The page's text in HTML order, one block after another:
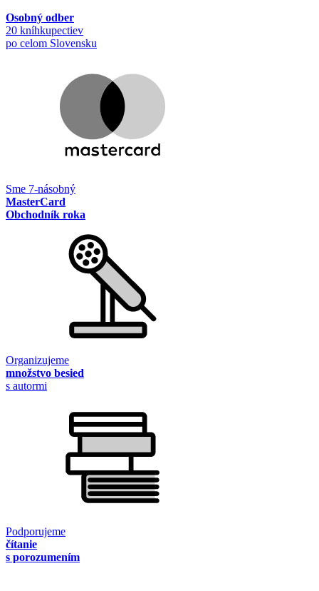
Osobný odber
20 kníhkupectiev
po celom Slovensku
Sme 7-násobný
MasterCard
Obchodník roka
Organizujeme
množstvo besied
s autormi
Podporujeme
čítanie
s porozumením